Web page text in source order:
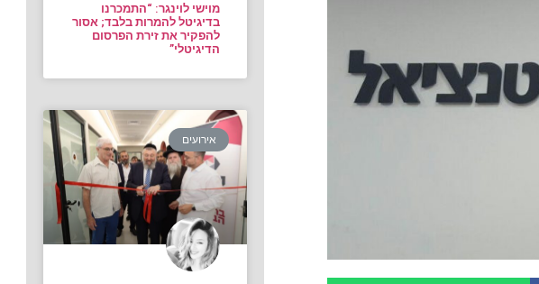
מוישי לוינגר: “התמכרנו
בדיגיטל להמרות בלבד; אסור
להפקיר את זירת הפרסום
הדיגיטלי”
אירועים